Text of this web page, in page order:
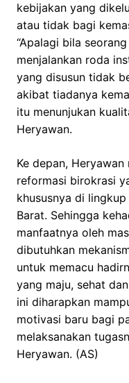
kebijakan yang
atau tidak bagi
“Apalagi bila
menjalankan roda
yang disusun tidak
akibat tiadanya
itu menunjukan
Heryawan.
Ke depan,
reformasi birokrasi
khususnya di
Barat. Sehingga
manfaatnya oleh
dibutuhkan
untuk memacu
yang maju, sehat
ini diharapkan
motivasi baru bagi
melaksanakan
Heryawan. (AS)